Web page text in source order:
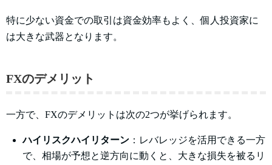
特に少ない資金での取引は資金効率もよく、個人投資家に
は大きな武器となります。
FXのデメリット
一方で、FXのデメリットは次の2つが挙げられます。
ハイリスクハイリターン ：レバレッジを活用できる一方
で、相場が予想と逆方向に動くと、大きな損失を被るリ